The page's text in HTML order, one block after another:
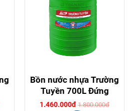
Bồn nước nhựa Trường
Tuyền 700L Đứng
1.460.000đ 1.800.000đ